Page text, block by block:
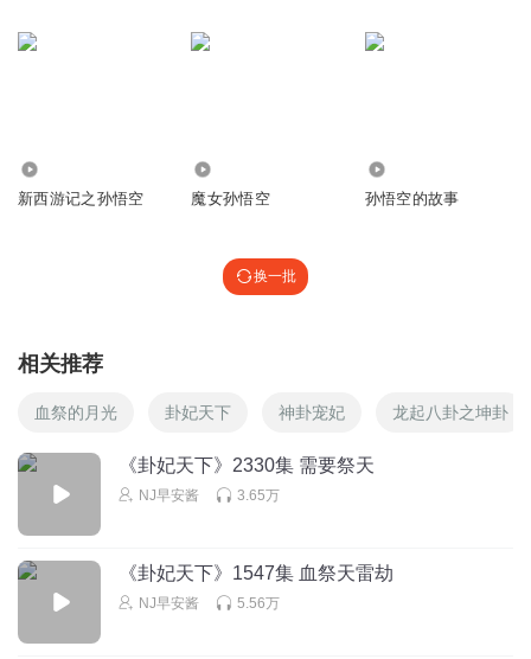
回复
赛尔希 回复 @听友372711958 我玩
佳宝_dn
2024-04-03
恩泽娘
新西游记之孙悟空 魔女孙悟空 孙悟空的故事
换一批
相关推荐
血祭的月光 卦妃天下 神卦宠妃 龙起八卦之坤卦
《卦妃天下》2330集 需要祭天
NJ早安酱 3.65万
《卦妃天下》1547集 血祭天雷劫
NJ早安酱 5.56万